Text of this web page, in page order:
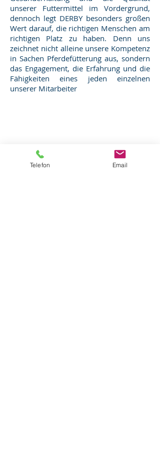
unserer Futtermittel im Vordergrund,
dennoch legt DERBY besonders großen
Wert darauf, die richtigen Menschen am
richtigen Platz zu haben. Denn uns
zeichnet nicht alleine unsere Kompetenz
in Sachen Pferdefütterung aus, sondern
das Engagement, die Erfahrung und die
Fähigkeiten eines jeden einzelnen
unserer Mitarbeiter
72622 Nürtingen
Telefon: 07022 /
Telefon Email